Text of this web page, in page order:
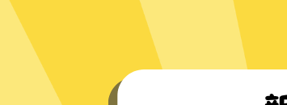
到打卡都有免费时间
Win8-11